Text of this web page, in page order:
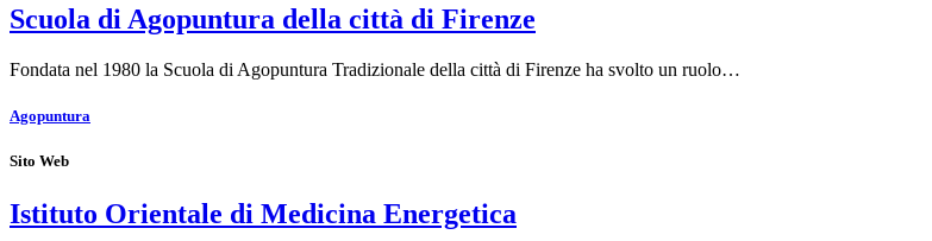
Scuola di Agopuntura della città di Firenze
Fondata nel 1980 la Scuola di Agopuntura Tradizionale della città di Firenze ha svolto un ruolo…
Agopuntura
Sito Web
Istituto Orientale di Medicina Energetica